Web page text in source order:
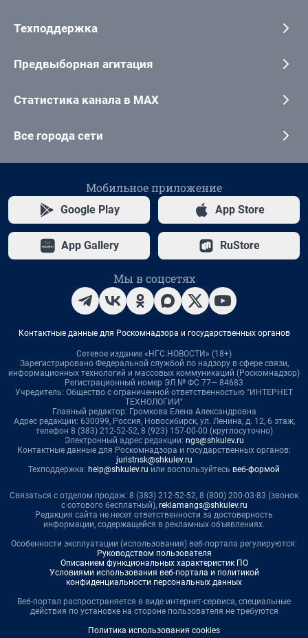
Техподдержка
Предвыборная агитация
Статистика канала в MAX
Все города сети
Мобильное приложение
Google Play App Store
App Gallery RuStore
Мы в соцсетях
Контактные данные для Роскомнадзора и государственных органов
Сетевое издание «НГС.НОВОСТИ» (18+)
Зарегистрировано Федеральной службой по надзору в сфере связи,
информационных технологий и массовых коммуникаций (Роскомнадзор)
Регистрационный номер ЭЛ № ФС 77— 84683
Учредитель: Общество с ограниченной ответственностью "ИНТЕРНЕТ
ТЕХНОЛОГИИ"
Главный редактор: Громкова Елена Александровна
Адрес редакции: 630099, Россия, Новосибирск, ул. Ленина, д. 12, 6 этаж,
телефон 8 (383) 212-52-52, 8 (923) 157-00-00 (круглосуточно)
Электронный адрес редакции: ngs@shkulev.ru
Контактные данные для Роскомнадзора и государственных органов:
juristnsk@shkulev.ru
Техподдержка: help@shkulev.ru или воспользуйтесь веб-формой
Связаться с отделом продаж: 8 (383) 212-52-52, 8 (800) 200-03-83 (звонок
с сотового бесплатный), reklamangs@shkulev.ru
Редакция сайта не несет ответственности за достоверность
информации, содержащейся в рекламных объявлениях.
Особенности эксплуатации (использования) веб-портала регулируются:
Руководством пользователя
Описанием функциональных характеристик ПО
Условиями использования веб-портала и политикой
конфиденциальности персональных данных
Веб-портал распространяется в виде интернет-сервиса, специальные
действия по установке на стороне пользователя не требуются
Политика использования cookies